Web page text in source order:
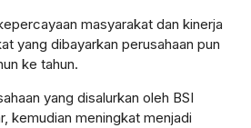
masyarakat dan kinerja
yang dibayarkan perusahaan pun
ke tahun.
yang disalurkan oleh BSI
kemudian meningkat menjadi